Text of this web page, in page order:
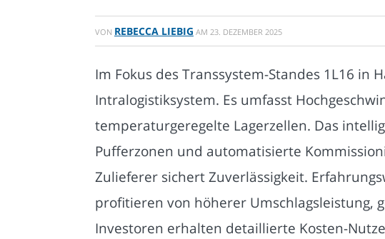
VON REBECCA LIEBIG AM 23. DEZEMBER 2025
Im Fokus des Transsystem-Standes 1L16 in
Intralogistiksystem. Es umfasst
temperaturgeregelte Lagerzellen. Das
Pufferzonen und automatisierte
Zulieferer sichert Zuverlässigkeit.
profitieren von höherer Umschlagsleistung,
Investoren erhalten detaillierte Kosten-